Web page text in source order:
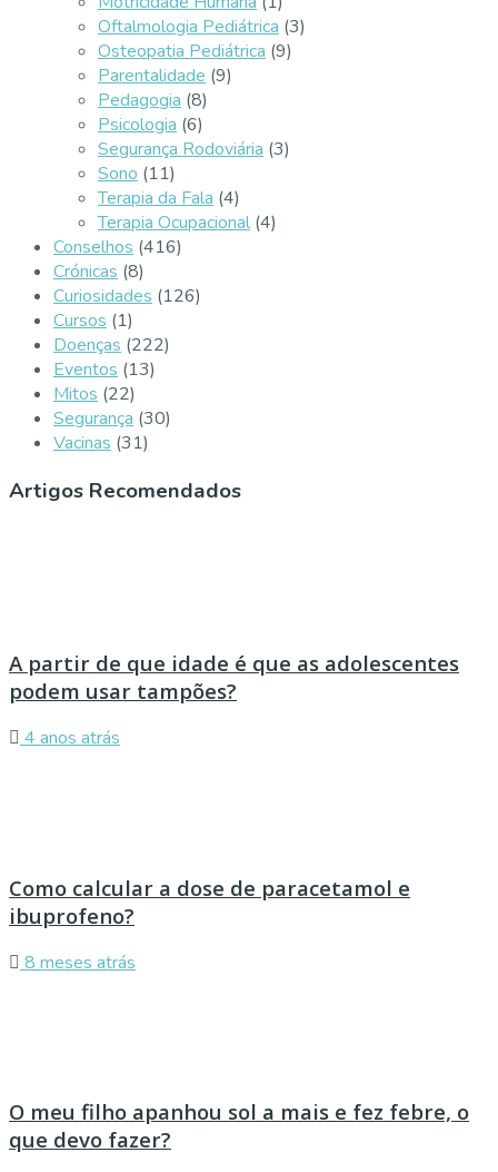
Oftalmologia Pediátrica (3)
Osteopatia Pediátrica (9)
Parentalidade (9)
Pedagogia (8)
Psicologia (6)
Segurança Rodoviária (3)
Sono (11)
Terapia da Fala (4)
Terapia Ocupacional (4)
Conselhos (416)
Crónicas (8)
Curiosidades (126)
Cursos (1)
Doenças (222)
Eventos (13)
Mitos (22)
Segurança (30)
Vacinas (31)
Artigos Recomendados
A partir de que idade é que as adolescentes
podem usar tampões?
4 anos atrás
Como calcular a dose de paracetamol e
ibuprofeno?
8 meses atrás
O meu filho apanhou sol a mais e fez febre, o
que devo fazer?